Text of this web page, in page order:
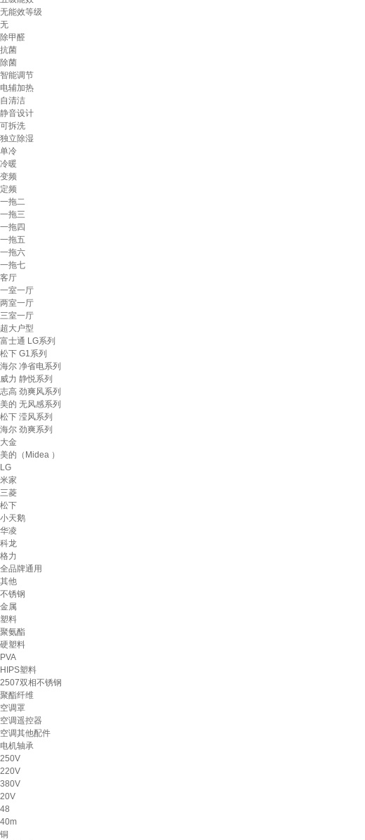
无能效等级
无
除甲醛
抗菌
除菌
智能调节
电辅加热
自清洁
静音设计
可拆洗
独立除湿
单冷
冷暖
变频
定频
一拖二
一拖三
一拖四
一拖五
一拖六
一拖七
客厅
一室一厅
两室一厅
三室一厅
超大户型
富士通 LG系列
松下 G1系列
海尔 净省电系列
威力 静悦系列
志高 劲爽风系列
美的 无风感系列
松下 滢风系列
海尔 劲爽系列
大金
美的（Midea ）
LG
米家
三菱
松下
小天鹅
华凌
科龙
格力
全品牌通用
其他
不锈钢
金属
塑料
聚氨酯
硬塑料
PVA
HIPS塑料
2507双相不锈钢
聚酯纤维
空调罩
空调遥控器
空调其他配件
电机轴承
250V
220V
380V
20V
48
40m
铜